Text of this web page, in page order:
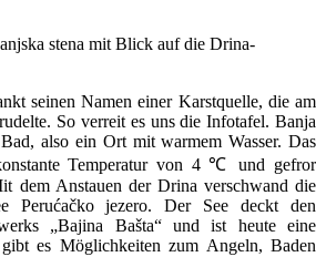
stena mit Blick auf die Drina-
seinen Namen einer Karstquelle, die am
So verreit es uns die Infotafel. Banja
also ein Ort mit warmem Wasser. Das
Temperatur von 4 ℃ und gefror
dem Anstauen der Drina verschwand die
Perućačko jezero. Der See deckt den
„Bajina Bašta“ und ist heute eine
es Möglichkeiten zum Angeln, Baden